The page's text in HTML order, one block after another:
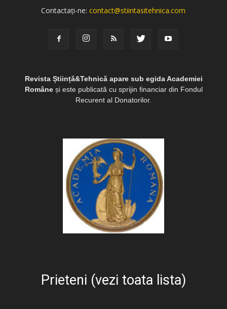
Contactați-ne:contact@stiintasitehnica.com
Revista Știință&Tehnică apare sub egida Academiei
Româneși este publicată cu sprijin financiar din Fondul
Recurent al Donatorilor.
Prieteni (vezi toata lista)